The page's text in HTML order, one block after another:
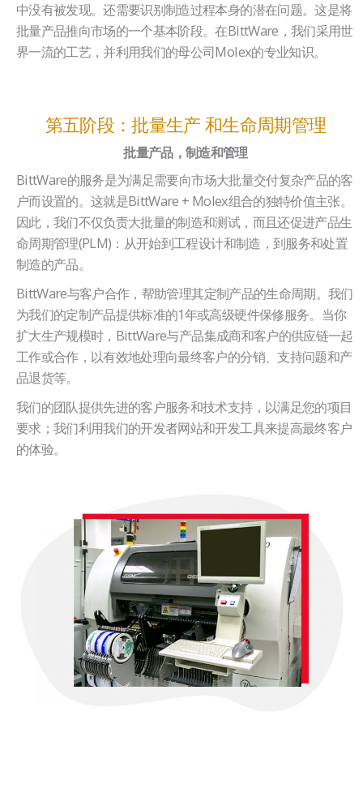
中没有被发现。还需要识别制造过程本身的潜在问题。这是将
批量产品推向市场的一个基本阶段。在BittWare，我们采用世
界一流的工艺，并利用我们的母公司Molex的专业知识。
第五阶段：批量生产 和生命周期管理
批量产品，制造和管理
BittWare的服务是为满足需要向市场大批量交付复杂产品的客
户而设置的。这就是BittWare + Molex组合的独特价值主张。
因此，我们不仅负责大批量的制造和测试，而且还促进产品生
命周期管理(PLM)：从开始到工程设计和制造，到服务和处置
制造的产品。
BittWare与客户合作，帮助管理其定制产品的生命周期。我们
为我们的定制产品提供标准的1年或高级硬件保修服务。当你
扩大生产规模时，BittWare与产品集成商和客户的供应链一起
工作或合作，以有效地处理向最终客户的分销、支持问题和产
品退货等。
我们的团队提供先进的客户服务和技术支持，以满足您的项目
要求；我们利用我们的开发者网站和开发工具来提高最终客户
的体验。